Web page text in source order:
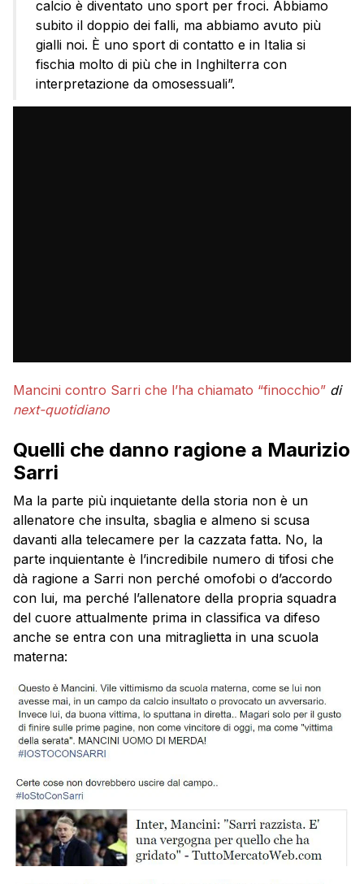
calcio è diventato uno sport per froci. Abbiamo
subito il doppio dei falli, ma abbiamo avuto più
gialli noi. È uno sport di contatto e in Italia si
fischia molto di più che in Inghilterra con
interpretazione da omosessuali”.
Mancini contro Sarri che l’ha chiamato “finocchio” di
next-quotidiano
Quelli che danno ragione a Maurizio
Sarri
Ma la parte più inquietante della storia non è un
allenatore che insulta, sbaglia e almeno si scusa
davanti alla telecamere per la cazzata fatta. No, la
parte inquientante è l’incredibile numero di tifosi che
dà ragione a Sarri non perché omofobi o d’accordo
con lui, ma perché l’allenatore della propria squadra
del cuore attualmente prima in classifica va difeso
anche se entra con una mitraglietta in una scuola
materna: